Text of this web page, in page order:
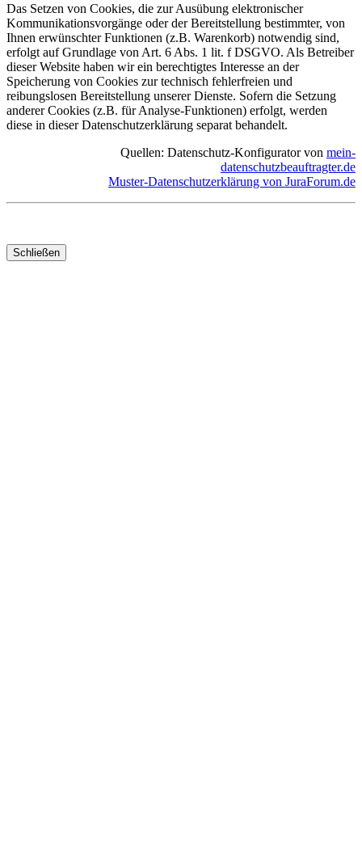
Das Setzen von Cookies, die zur Ausübung elektronischer
Kommunikationsvorgänge oder der Bereitstellung bestimmter, von
Ihnen erwünschter Funktionen (z.B. Warenkorb) notwendig sind,
erfolgt auf Grundlage von Art. 6 Abs. 1 lit. f DSGVO. Als Betreiber
dieser Website haben wir ein berechtigtes Interesse an der
Speicherung von Cookies zur technisch fehlerfreien und
reibungslosen Bereitstellung unserer Dienste. Sofern die Setzung
anderer Cookies (z.B. für Analyse-Funktionen) erfolgt, werden
diese in dieser Datenschutzerklärung separat behandelt.
Quellen: Datenschutz-Konfigurator von mein-
datenschutzbeauftragter.de
Muster-Datenschutzerklärung von JuraForum.de
Schließen